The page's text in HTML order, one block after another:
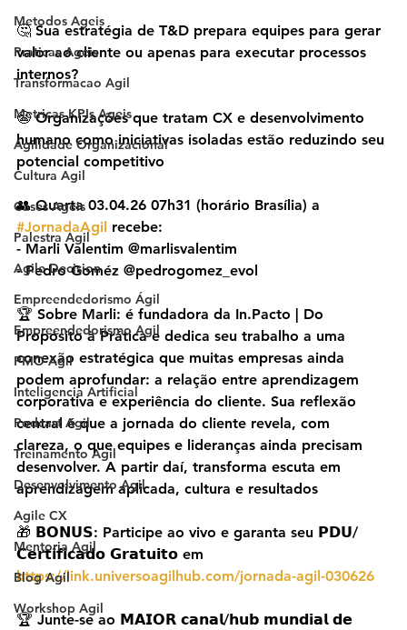
Metodos Ageis
Praticas Ageis
Transformacao Agil
Metricas KPIs Ageis
Agilidade Organizacional
Cultura Agil
Cases Ageis
Palestra Agil
Agile Decision
Empreendedorismo Ágil
Empreendedorismo Agil
PMO Agil
Inteligencia Artificial
Podcast Agil
Treinamento Agil
Desenvolvimento Agil
Agile CX
Mentoria Agil
Blog Agil
Workshop Agil
🤔 Sua estratégia de T&D prepara equipes para gerar
valor ao cliente ou apenas para executar processos
internos?
😬 Organizações que tratam CX e desenvolvimento
humano como iniciativas isoladas estão reduzindo seu
potencial competitivo
👥 Quarta 03.04.26 07h31 (horário Brasília) a
#JornadaAgil recebe:
- Marli Valentim @marlisvalentim
- Pedro Goméz @pedrogomez_evol
🏆 Sobre Marli: é fundadora da In.Pacto | Do
Propósito à Prática e dedica seu trabalho a uma
conexão estratégica que muitas empresas ainda
podem aprofundar: a relação entre aprendizagem
corporativa e experiência do cliente. Sua reflexão
central é que a jornada do cliente revela, com
clareza, o que equipes e lideranças ainda precisam
desenvolver. A partir daí, transforma escuta em
aprendizagem aplicada, cultura e resultados
🎁 𝗕𝗢𝗡𝗨𝗦: Participe ao vivo e garanta seu 𝗣𝗗𝗨/
𝗖𝗲𝗿𝘁𝗶𝗳𝗶𝗰𝗮𝗱𝗼 𝗚𝗿𝗮𝘁𝘂𝗶𝘁𝗼 em
https://link.universoagilhub.com/jornada-agil-030626
🏆 Junte-se ao 𝗠𝗔𝗜𝗢𝗥 𝗰𝗮𝗻𝗮𝗹/𝗵𝘂𝗯 𝗺𝘂𝗻𝗱𝗶𝗮𝗹 𝗱𝗲